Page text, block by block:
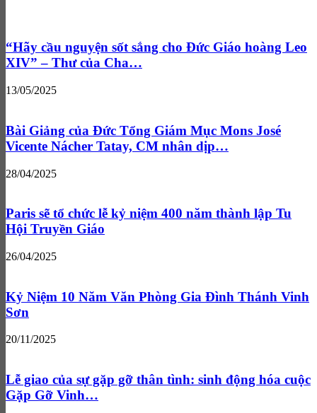
“Hãy cầu nguyện sốt sắng cho Đức Giáo hoàng Leo
XIV” – Thư của Cha…
13/05/2025
Bài Giảng của Đức Tổng Giám Mục Mons José
Vicente Nácher Tatay, CM nhân dịp…
28/04/2025
Paris sẽ tổ chức lễ kỷ niệm 400 năm thành lập Tu
Hội Truyền Giáo
26/04/2025
Kỷ Niệm 10 Năm Văn Phòng Gia Đình Thánh Vinh
Sơn
20/11/2025
Lễ giao của sự gặp gỡ thân tình: sinh động hóa cuộc
Gặp Gỡ Vinh…